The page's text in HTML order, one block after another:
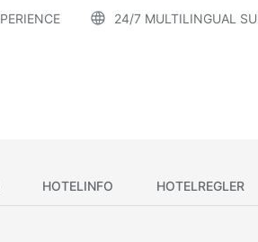
24/7 MULTILINGUAL
HOTELINFO HOTELREGLER